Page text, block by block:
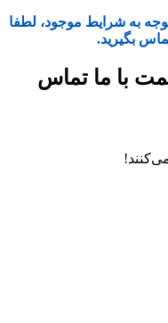
به شرایط موجود، لطفا
بگیرید.
با ما تماس